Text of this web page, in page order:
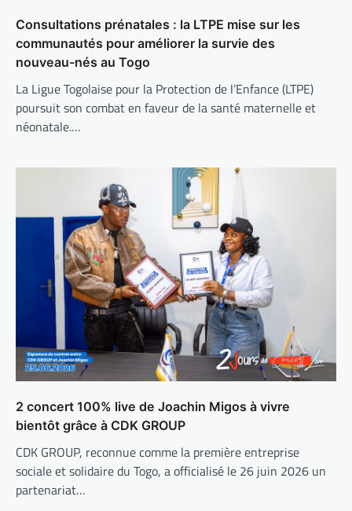
Consultations prénatales : la LTPE mise sur les
communautés pour améliorer la survie des
nouveau-nés au Togo
La Ligue Togolaise pour la Protection de l’Enfance (LTPE)
poursuit son combat en faveur de la santé maternelle et
néonatale.…
2 concert 100% live de Joachin Migos à vivre
bientôt grâce à CDK GROUP
CDK GROUP, reconnue comme la première entreprise
sociale et solidaire du Togo, a officialisé le 26 juin 2026 un
partenariat…